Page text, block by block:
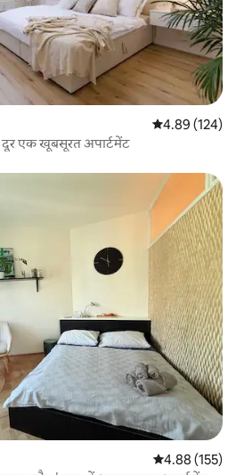
औसत रेटिंग 5 में से
4.89 (124)
एक खूबसूरत अपार्टमेंट
औसत रेटिंग 5 में से
4.88 (155)